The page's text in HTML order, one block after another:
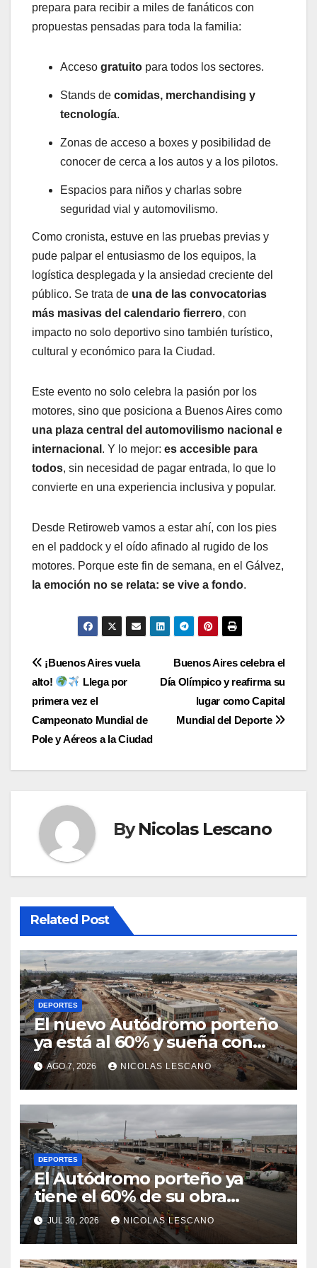
prepara para recibir a miles de fanáticos con
propuestas pensadas para toda la familia:
Acceso gratuito para todos los sectores.
Stands de comidas, merchandising y
tecnología.
Zonas de acceso a boxes y posibilidad de
conocer de cerca a los autos y a los pilotos.
Espacios para niños y charlas sobre
seguridad vial y automovilismo.
Como cronista, estuve en las pruebas previas y
pude palpar el entusiasmo de los equipos, la
logística desplegada y la ansiedad creciente del
público. Se trata de una de las convocatorias
más masivas del calendario fierrero, con
impacto no solo deportivo sino también turístico,
cultural y económico para la Ciudad.
Este evento no solo celebra la pasión por los
motores, sino que posiciona a Buenos Aires como
una plaza central del automovilismo nacional e
internacional . Y lo mejor: es accesible para
todos, sin necesidad de pagar entrada, lo que lo
convierte en una experiencia inclusiva y popular.
Desde Retiroweb vamos a estar ahí, con los pies
en el paddock y el oído afinado al rugido de los
motores. Porque este fin de semana, en el Gálvez,
la emoción no se relata: se vive a fondo.
Navegación
de
entradas
Buenos Aires celebra el
Día Olímpico y reafirma su
lugar como Capital
Mundial del Deporte
¡Buenos Aires vuela
alto!
Llega por
primera vez el
Campeonato Mundial de
Pole y Aéreos a la Ciudad
ByNicolas Lescano
Related Post
DEPORTES
El nuevo Autódromo porteño
ya está al 60% y sueña con
volver a tener Fórmula 1
AGO 7, 2026 NICOLAS LESCANO
DEPORTES
El Autódromo porteño ya
tiene el 60% de su obra
terminada: así se prepara
Buenos Aires para volver a ser
sede de MotoGP y, quizás, de
JUL 30, 2026 NICOLAS LESCANO